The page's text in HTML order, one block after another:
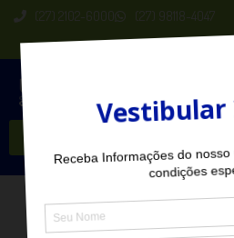
(27) 2102-6000 (27) 98118-4047